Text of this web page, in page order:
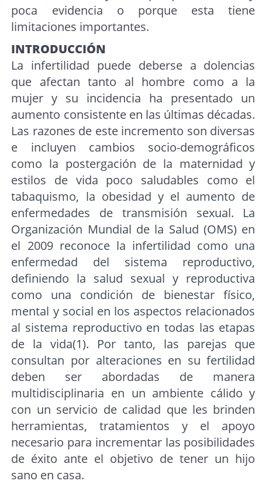
poca evidencia o porque esta tiene
limitaciones importantes.
INTRODUCCIÓN
La infertilidad puede deberse a dolencias
que afectan tanto al hombre como a la
mujer y su incidencia ha presentado un
aumento consistente en las últimas décadas.
Las razones de este incremento son diversas
e incluyen cambios socio-demográficos
como la postergación de la maternidad y
estilos de vida poco saludables como el
tabaquismo, la obesidad y el aumento de
enfermedades de transmisión sexual. La
Organización Mundial de la Salud (OMS) en
el 2009 reconoce la infertilidad como una
enfermedad del sistema reproductivo,
definiendo la salud sexual y reproductiva
como una condición de bienestar físico,
mental y social en los aspectos relacionados
al sistema reproductivo en todas las etapas
de la vida(1). Por tanto, las parejas que
consultan por alteraciones en su fertilidad
deben ser abordadas de manera
multidisciplinaria en un ambiente cálido y
con un servicio de calidad que les brinden
herramientas, tratamientos y el apoyo
necesario para incrementar las posibilidades
de éxito ante el objetivo de tener un hijo
sano en casa.